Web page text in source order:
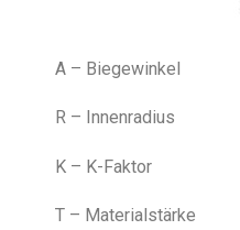
A – Biegewinkel
R – Innenradius
K – K-Faktor
T – Materialstärke